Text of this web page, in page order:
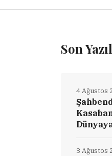
Son
4 Ağustos
3 Ağustos